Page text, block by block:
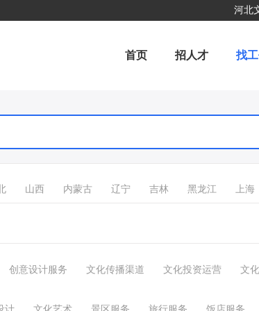
河北
首页 招人才 找
山西 内蒙古 辽宁 吉林 黑龙江 上海
创意设计服务 文化传播渠道 文化投资运营 文